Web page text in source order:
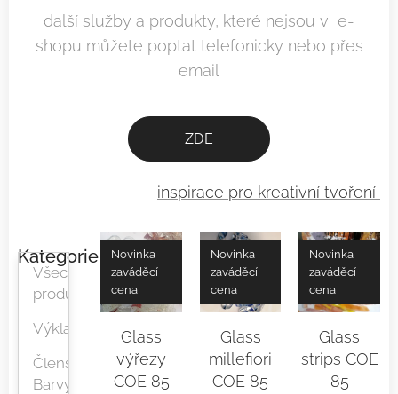
další služby a produkty, které nejsou v e-
shopu můžete poptat telefonicky nebo přes
email
ZDE
inspirace pro kreativní tvoření
Kategorie
Všechny
produkty
Výklady
Členství
Barvy
Glass
výřezy
COE 85
Novinka
zaváděcí
cena
Glass
millefiori
COE 85
Novinka
zaváděcí
cena
Glass
strips COE
85
Novinka
zaváděcí
cena